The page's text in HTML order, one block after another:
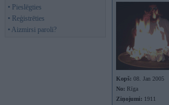
• Pieslēgties
• Reģistrēties
• Aizmirsi paroli?
Kopš: 08. Jan 2005
No: Rīga
Ziņojumi: 1911